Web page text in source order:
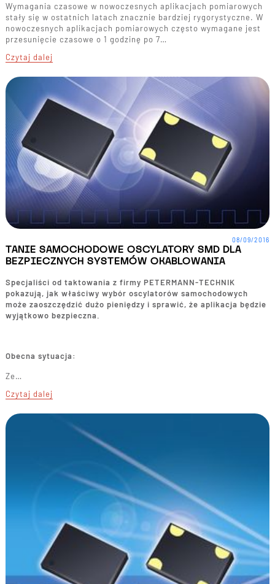
Wymagania czasowe w nowoczesnych aplikacjach pomiarowych
stały się w ostatnich latach znacznie bardziej rygorystyczne. W
nowoczesnych aplikacjach pomiarowych często wymagane jest
przesunięcie czasowe o 1 godzinę po 7…
Czytaj dalej
TANIE SAMOCHODOWE OSCYLATORY SMD DLA
BEZPIECZNYCH SYSTEMÓW OKABLOWANIA
Specjaliści od taktowania z firmy PETERMANN-TECHNIK
pokazują, jak właściwy wybór oscylatorów samochodowych
może zaoszczędzić dużo pieniędzy i sprawić, że aplikacja będzie
wyjątkowo bezpieczna.
Obecna sytuacja:
Ze…
Czytaj dalej
08/09/2016